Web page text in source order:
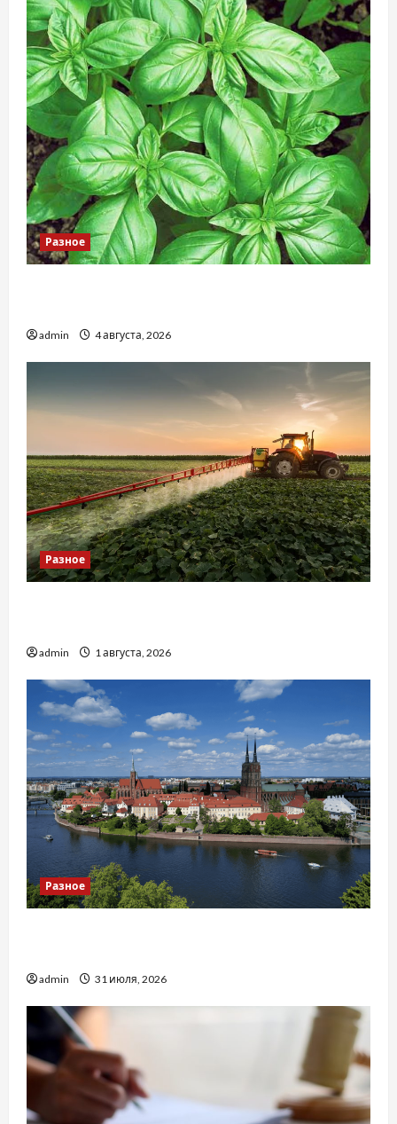
Разное
admin 4 августа, 2026
Разное
admin 1 августа, 2026
Разное
admin 31 июля, 2026